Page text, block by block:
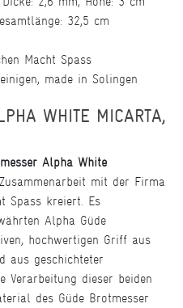
32,5 cm
Macht Spass
made in Solingen
WHITE MICARTA,
Alpha White
mit der Firma
Spass kreiert. Es
Alpha Güde
hochwertigen Griff aus
aus geschichteter
Verarbeitung dieser beiden
des Güde Brotmesser